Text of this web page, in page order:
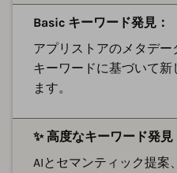
Basic キーワード発見：
アプリストアのメタデ
キーワードに基づいて
ます。
✨ 高度なキーワード発見
AIとセマンティック提